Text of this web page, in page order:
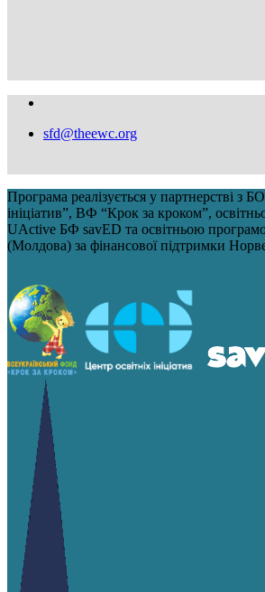
sfd@theewc.org
Програма реалізується у партнерстві з
ініціатив”, ВФ “Крок за кроком”,
UActive БФ savED та освітньою
(Молдова) за фінансової підтримки